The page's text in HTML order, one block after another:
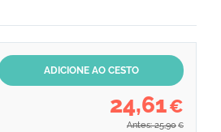
24,61€
Antes: 25,90 €